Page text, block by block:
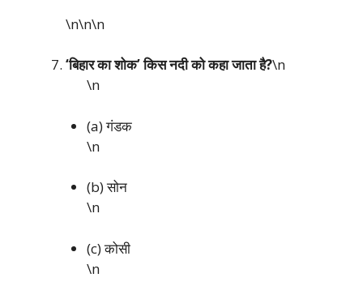
\n\n\n
‘बिहार का शोक’ किस नदी को कहा जाता है?\n
\n
(a) गंडक
\n
(b) सोन
\n
(c) कोसी
\n